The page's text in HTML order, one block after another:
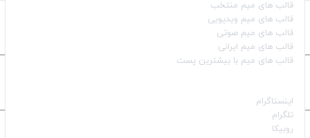
قالب‌ های میم منتخب
قالب‌ های میم ویدیویی
قالب‌ های میم صوتی
قالب‌ های میم ایرانی
قالب‌ های میم با بیشترین پست
اینستاگرام
تلگرام
روبیکا